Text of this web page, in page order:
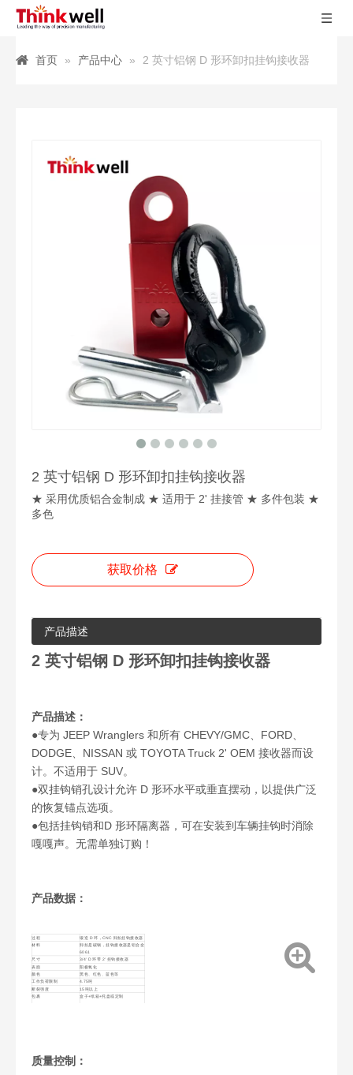
首页 » 产品中心 » 2 英寸铝钢 D 形环卸扣挂钩接收器
2 英寸铝钢 D 形环卸扣挂钩接收器
★ 采用优质铝合金制成 ★ 适用于 2' 挂接管 ★ 多件包装 ★
多色
获取价格
产品描述
2 英寸铝钢 D 形环卸扣挂钩接收器
产品描述：
●专为 JEEP Wranglers 和所有 CHEVY/GMC、FORD、
DODGE、NISSAN 或 TOYOTA Truck 2' OEM 接收器而设
计。不适用于 SUV。
●双挂钩销孔设计允许 D 形环水平或垂直摆动，以提供广泛
的恢复锚点选项。
●包括挂钩销和D 形环隔离器，可在安装到车辆挂钩时消除
嘎嘎声。无需单独订购！
产品数据：
过程
锻造 D 环，CNC 卸扣挂钩接收器
材料
卸扣是碳钢，挂钩接收器是铝合金
6061
尺寸
3/4' D 环带 2' 挂钩接收器
表面
阳极氧化
颜色
黑色、红色、蓝色等
工作负荷限制
4.75吨
断裂强度
15吨以上
包裹
盒子+纸箱+托盘或定制
质量控制：